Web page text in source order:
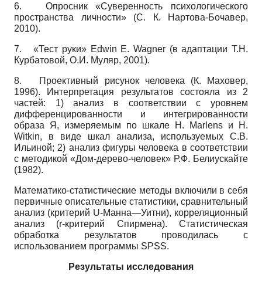
6. Опросник «Суверенность психологического
пространства личности» (С. К. Нартова-Бочавер,
2010).
7. «Тест руки» Edwin E. Wagner (в адаптации Т.Н.
Курбатовой, О.И. Муляр, 2001).
8. Проективный рисунок человека (К. Маховер,
1996). Интерпретация результатов состояла из 2
частей: 1) анализ в соответствии с уровнем
дифференцированности и интегрированности
образа Я, измеряемым по шкале H. Marlens и H.
Witkin, в виде шкал анализа, используемых С.В.
Ильиной; 2) анализ фигуры человека в соответствии
с методикой «Дом-дерево-человек» Р.Ф. Белиускайте
(1982).
Математико-статистические методы включили в себя
первичные описательные статистики, сравнительный
анализ (критерий U-Манна—Уитни), корреляционный
анализ (r-критерий Спирмена). Статистическая
обработка результатов проводилась с
использованием программы SPSS.
Результаты исследования